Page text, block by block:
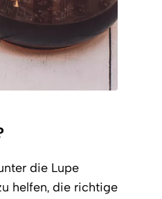
die Lupe
helfen, die richtige